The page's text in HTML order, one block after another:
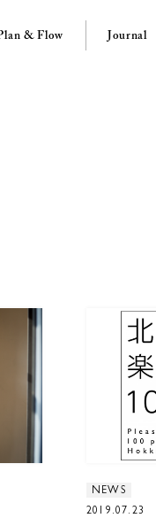
& Flow Journal
NEWS
2019.07.23